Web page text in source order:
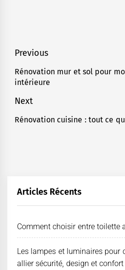
Navigation
de
l’article
Previous
Previous
post:
Rénovation mur et sol pour
intérieure
Next
Next
Rénovation cuisine : tout ce
Articles Récents
Comment choisir entre toilette
Les lampes et luminaires pour
allier sécurité, design et confort